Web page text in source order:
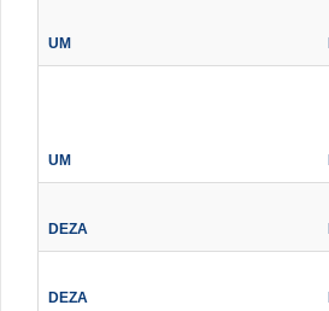
UM
UM
DEZA
DEZA